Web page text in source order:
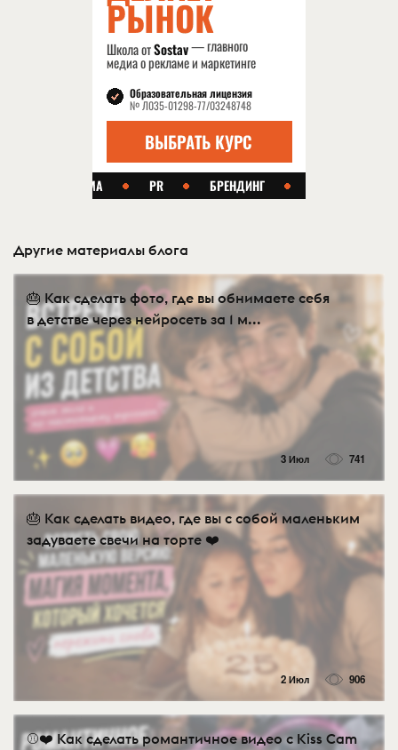
Другие материалы блога
🎂 Как сделать фото, где вы обнимаете себя
в детстве через нейросеть за 1 м...
3 Июл 741
🎂 Как сделать видео, где вы с собой маленьким
задуваете свечи на торте ❤️
2 Июл 906
⚾❤️ Как сделать романтичное видео с Kiss Cam